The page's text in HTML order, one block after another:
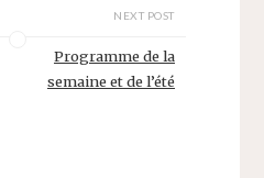
NEXT POST
Programme de la
semaine et de l’été